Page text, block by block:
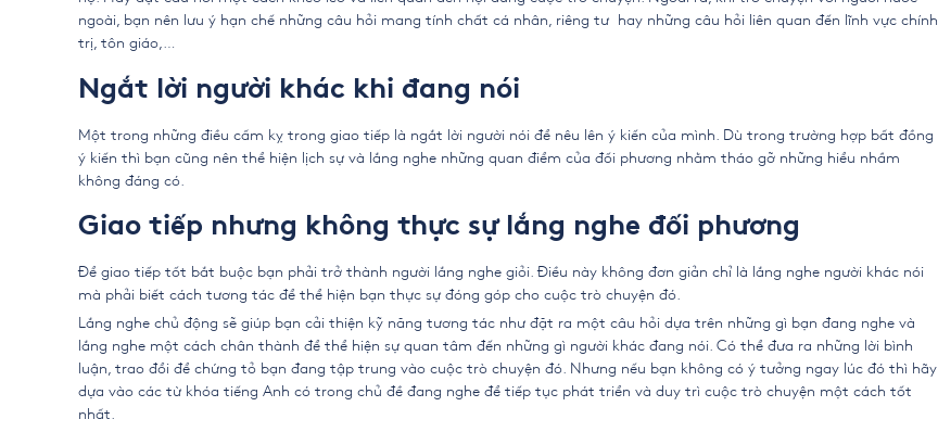
ngoài, bạn nên lưu ý hạn chế những câu hỏi mang tính chất cá nhân, riêng tư hay những câu hỏi liên quan đến lĩnh vực chính
trị, tôn giáo,…
Ngắt lời người khác khi đang nói
Một trong những điều cấm kỵ trong giao tiếp là ngắt lời người nói để nêu lên ý kiến của mình. Dù trong trường hợp bất đồng
ý kiến thì bạn cũng nên thể hiện lịch sự và lắng nghe những quan điểm của đối phương nhằm tháo gỡ những hiểu nhầm
không đáng có.
Giao tiếp nhưng không thực sự lắng nghe đối phương
Để giao tiếp tốt bắt buộc bạn phải trở thành người lắng nghe giỏi. Điều này không đơn giản chỉ là lắng nghe người khác nói
mà phải biết cách tương tác để thể hiện bạn thực sự đóng góp cho cuộc trò chuyện đó.
Lắng nghe chủ động sẽ giúp bạn cải thiện kỹ năng tương tác như đặt ra một câu hỏi dựa trên những gì bạn đang nghe và
lắng nghe một cách chân thành để thể hiện sự quan tâm đến những gì người khác đang nói. Có thể đưa ra những lời bình
luận, trao đổi để chứng tỏ bạn đang tập trung vào cuộc trò chuyện đó. Nhưng nếu bạn không có ý tưởng ngay lúc đó thì hãy
dựa vào các từ khóa tiếng Anh có trong chủ đề đang nghe để tiếp tục phát triển và duy trì cuộc trò chuyện một cách tốt
nhất.